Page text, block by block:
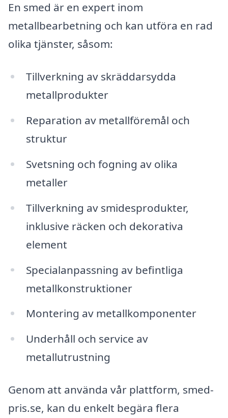
En smed är en expert inom
metallbearbetning och kan utföra en rad
olika tjänster, såsom:
Tillverkning av skräddarsydda
metallprodukter
Reparation av metallföremål och
struktur
Svetsning och fogning av olika
metaller
Tillverkning av smidesprodukter,
inklusive räcken och dekorativa
element
Specialanpassning av befintliga
metallkonstruktioner
Montering av metallkomponenter
Underhåll och service av
metallutrustning
Genom att använda vår plattform, smed-
pris.se, kan du enkelt begära flera